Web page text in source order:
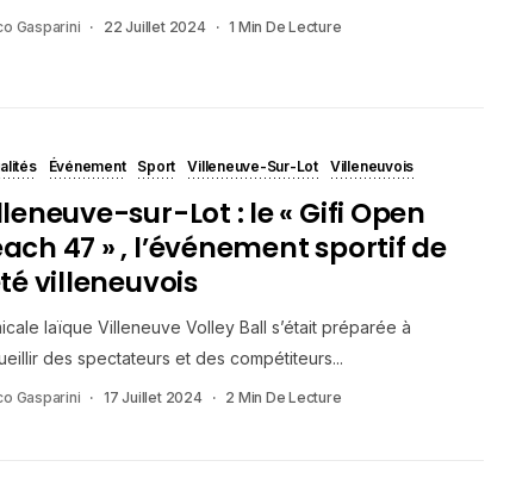
Gasparini 22 Juillet 2024 1 Min De Lecture
Événement Sport Villeneuve-Sur-Lot Villeneuvois
sur-Lot : le « Gifi Open
47 » , l’événement sportif de
villeneuvois
laïque Villeneuve Volley Ball s’était préparée à
des spectateurs et des compétiteurs...
Gasparini 17 Juillet 2024 2 Min De Lecture